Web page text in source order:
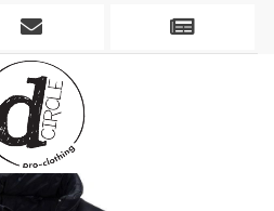
Mobile